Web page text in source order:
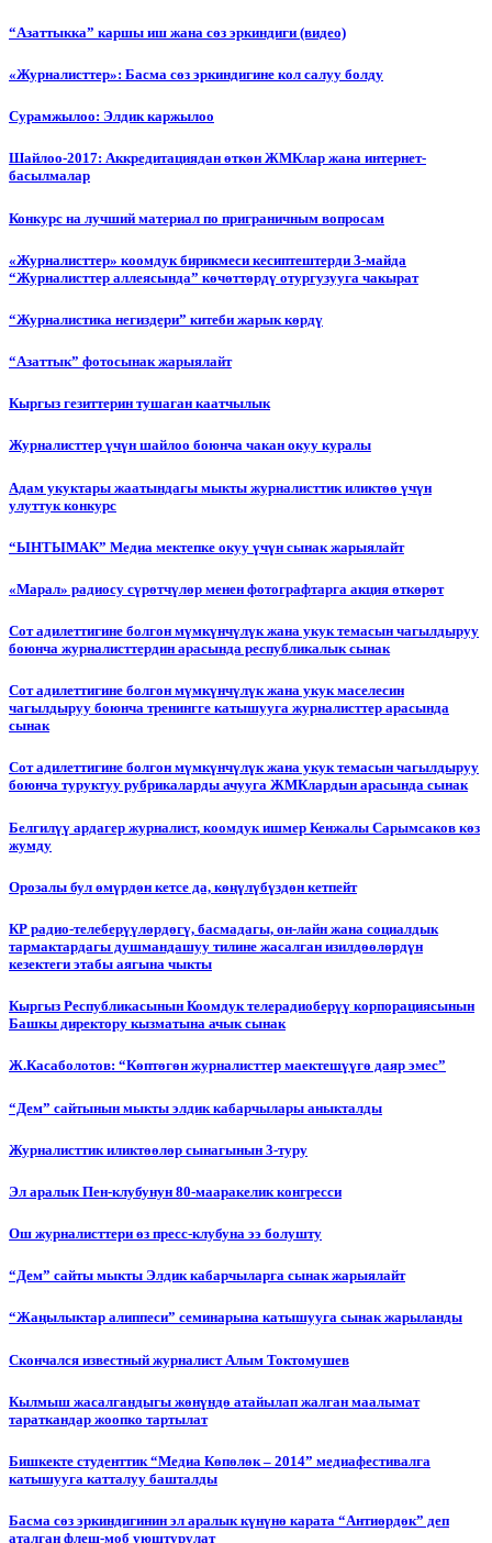
“Азаттыкка” каршы иш жана сөз эркиндиги (видео)
«Журналисттер»: Басма сөз эркиндигине кол салуу болду
Сурамжылоо: Элдик каржылоо
Шайлоо-2017: Аккредитациядан өткөн ЖМКлар жана интернет-
басылмалар
Конкурс на лучший материал по приграничным вопросам
«Журналисттер» коомдук бирикмеси кесиптештерди 3-майда
“Журналисттер аллеясында” көчөттөрдү отургузууга чакырат
“Журналистика негиздери” китеби жарык көрдү
“Азаттык” фотосынак жарыялайт
Кыргыз гезиттерин тушаган каатчылык
Журналисттер үчүн шайлоо боюнча чакан окуу куралы
Адам укуктары жаатындагы мыкты журналисттик иликтөө үчүн
улуттук конкурс
“ЫНТЫМАК” Медиа мектепке окуу үчүн сынак жарыялайт
«Марал» радиосу сүрөтчүлөр менен фотографтарга акция өткөрөт
Сот адилеттигине болгон мүмкүнчүлүк жана укук темасын чагылдыруу
боюнча журналисттердин арасында республикалык сынак
Сот адилеттигине болгон мүмкүнчүлүк жана укук маселесин
чагылдыруу боюнча тренингге катышууга журналисттер арасында
сынак
Сот адилеттигине болгон мүмкүнчүлүк жана укук темасын чагылдыруу
боюнча туруктуу рубрикаларды ачууга ЖМКлардын арасында сынак
Белгилүү ардагер журналист, коомдук ишмер Кенжалы Сарымсаков көз
жумду
Орозалы бул өмүрдөн кетсе да, көңүлүбүздөн кетпейт
КР радио-телеберүүлөрдөгү, басмадагы, он-лайн жана социалдык
тармактардагы душмандашуу тилине жасалган изилдөөлөрдүн
кезектеги этабы аягына чыкты
Кыргыз Республикасынын Коомдук телерадиоберүү корпорациясынын
Башкы директору кызматына ачык сынак
Ж.Касаболотов: “Көптөгөн журналисттер маектешүүгө даяр эмес”
“Дем” сайтынын мыкты элдик кабарчылары аныкталды
Журналисттик иликтөөлөр сынагынын 3-туру
Эл аралык Пен-клубунун 80-мааракелик конгресси
Ош журналисттери өз пресс-клубуна ээ болушту
“Дем” сайты мыкты Элдик кабарчыларга сынак жарыялайт
“Жаңылыктар алиппеси” семинарына катышууга сынак жарыланды
Cкончался известный журналист Алым Токтомушев
Кылмыш жасалгандыгы жөнүндө атайылап жалган маалымат
тараткандар жоопко тартылат
Бишкекте студенттик “Медиа Көпөлөк – 2014” медиафестивалга
катышууга катталуу башталды
Басма сөз эркиндигинин эл аралык күнүнө карата “Антиөрдөк” деп
аталган флеш-моб уюштурулат